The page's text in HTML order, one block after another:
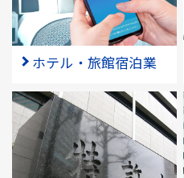
ホテル・旅館宿泊業